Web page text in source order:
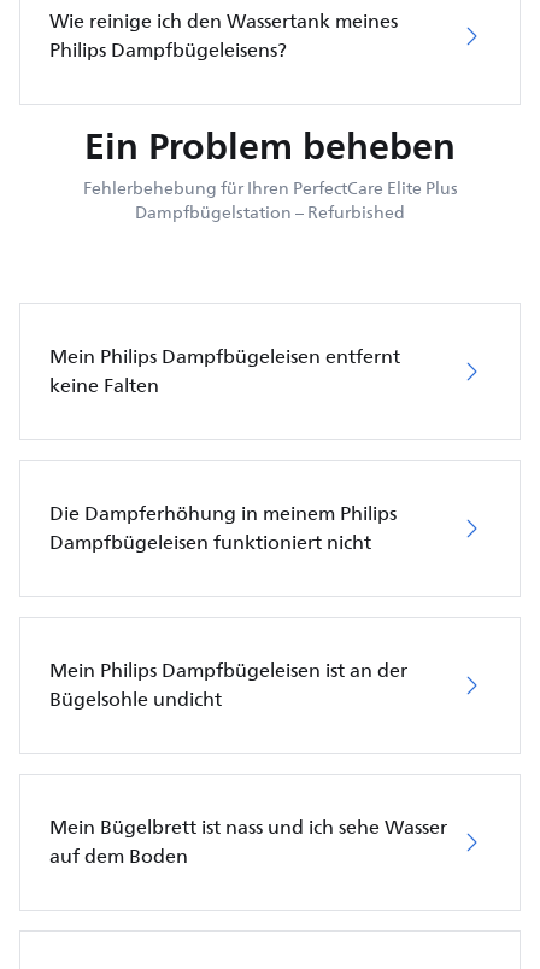
Wie reinige ich den Wassertank meines
Philips Dampfbügeleisens?
Ein Problem beheben
Fehlerbehebung für Ihren PerfectCare Elite Plus
Dampfbügelstation – Refurbished
Mein Philips Dampfbügeleisen entfernt
keine Falten
Die Dampferhöhung in meinem Philips
Dampfbügeleisen funktioniert nicht
Mein Philips Dampfbügeleisen ist an der
Bügelsohle undicht
Mein Bügelbrett ist nass und ich sehe Wasser
auf dem Boden